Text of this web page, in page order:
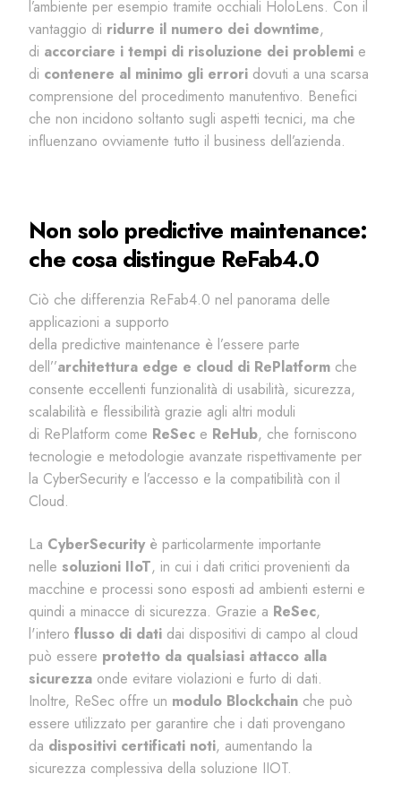
l’ambiente per esempio tramite occhiali HoloLens. Con il
vantaggio di ridurre il numero dei downtime,
di accorciare i tempi di risoluzione dei problemi e
di contenere al minimo gli errori dovuti a una scarsa
comprensione del procedimento manutentivo. Benefici
che non incidono soltanto sugli aspetti tecnici, ma che
influenzano ovviamente tutto il business dell’azienda.
Non solo predictive maintenance:
che cosa distingue ReFab4.0
Ciò che differenzia ReFab4.0 nel panorama delle
applicazioni a supporto
della predictive maintenance è l’essere parte
dell’’architettura edge e cloud di RePlatform che
consente eccellenti funzionalità di usabilità, sicurezza,
scalabilità e flessibilità grazie agli altri moduli
di RePlatform come ReSec e ReHub, che forniscono
tecnologie e metodologie avanzate rispettivamente per
la CyberSecurity e l’accesso e la compatibilità con il
Cloud.
La CyberSecurity è particolarmente importante
nelle soluzioni IIoT, in cui i dati critici provenienti da
macchine e processi sono esposti ad ambienti esterni e
quindi a minacce di sicurezza. Grazie a ReSec,
l'intero flusso di dati dai dispositivi di campo al cloud
può essere protetto da qualsiasi attacco alla
sicurezza onde evitare violazioni e furto di dati.
Inoltre, ReSec offre un modulo Blockchain che può
essere utilizzato per garantire che i dati provengano
da dispositivi certificati noti, aumentando la
sicurezza complessiva della soluzione IIOT.